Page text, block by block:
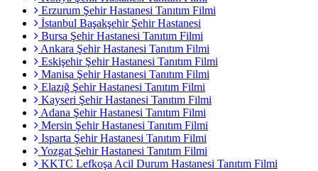
Erzurum Şehir Hastanesi Tanıtım Filmi
İstanbul Başakşehir Şehir Hastanesi
Bursa Şehir Hastanesi Tanıtım Filmi
Ankara Şehir Hastanesi Tanıtım Filmi
Eskişehir Şehir Hastanesi Tanıtım Filmi
Manisa Şehir Hastanesi Tanıtım Filmi
Elazığ Şehir Hastanesi Tanıtım Filmi
Kayseri Şehir Hastanesi Tanıtım Filmi
Adana Şehir Hastanesi Tanıtım Filmi
Mersin Şehir Hastanesi Tanıtım Filmi
Isparta Şehir Hastanesi Tanıtım Filmi
Yozgat Şehir Hastanesi Tanıtım Filmi
KKTC Lefkoşa Acil Durum Hastanesi Tanıtım Filmi